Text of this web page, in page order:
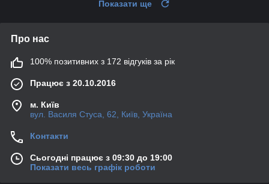
Показати ще
Про нас
100% позитивних з 172 відгуків за рік
Працює з 20.10.2016
м. Київ
вул. Василя Стуса, 62, Київ, Україна
Контакти
Сьогодні працює з 09:30 до 19:00
Показати весь графік роботи